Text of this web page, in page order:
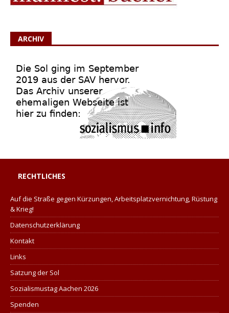
ARCHIV
RECHTLICHES
Auf die Straße gegen Kürzungen, Arbeitsplatzvernichtung, Rüstung
& Krieg!
Datenschutzerklärung
Kontakt
Links
Satzung der Sol
Sozialismustag Aachen 2026
Spenden